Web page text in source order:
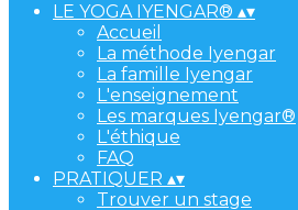
LE YOGA IYENGAR® ▴▾
Accueil
La méthode Iyengar
La famille Iyengar
L'enseignement
Les marques Iyengar®
L'éthique
FAQ
PRATIQUER ▴▾
Trouver un stage